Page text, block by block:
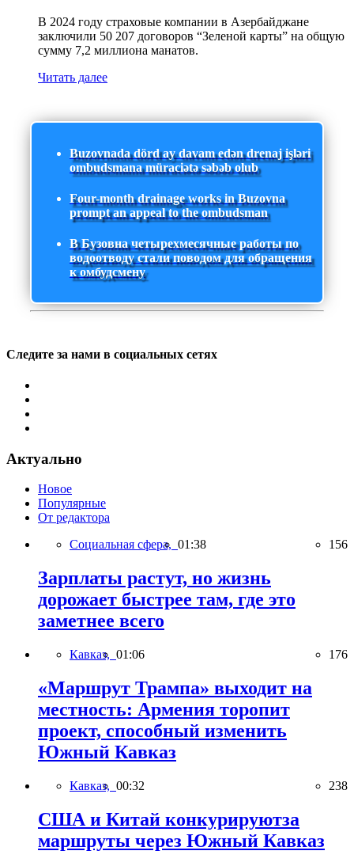
В 2024 году страховые компании в Азербайджане
заключили 50 207 договоров “Зеленой карты” на общую
сумму 7,2 миллиона манатов.
Читать далее
Buzovnada dörd ay davam edən drenaj işləri
ombudsmana müraciətə səbəb olub
Four-month drainage works in Buzovna
prompt an appeal to the ombudsman
В Бузовна четырехмесячные работы по
водоотводу стали поводом для обращения
к омбудсмену
Следите за нами в социальных сетях
Актуально
Новое
Популярные
От редактора
Социальная сфера, 01:38 156
Зарплаты растут, но жизнь
дорожает быстрее там, где это
заметнее всего
Кавказ, 01:06 176
«Маршрут Трампа» выходит на
местность: Армения торопит
проект, способный изменить
Южный Кавказ
Кавказ, 00:32 238
США и Китай конкурируютза
маршруты через Южный Кавказ